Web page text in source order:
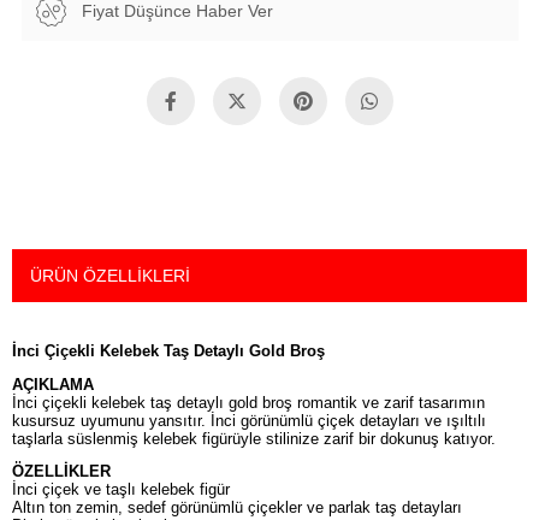
Fiyat Düşünce Haber Ver
ÜRÜN ÖZELLIKLERI
İnci Çiçekli Kelebek Taş Detaylı Gold Broş
AÇIKLAMA
İnci çiçekli kelebek taş detaylı gold broş romantik ve zarif tasarımın
kusursuz uyumunu yansıtır. İnci görünümlü çiçek detayları ve ışıltılı
taşlarla süslenmiş kelebek figürüyle stilinize zarif bir dokunuş katıyor.
ÖZELLİKLER
İnci çiçek ve taşlı kelebek figür
Altın ton zemin, sedef görünümlü çiçekler ve parlak taş detayları